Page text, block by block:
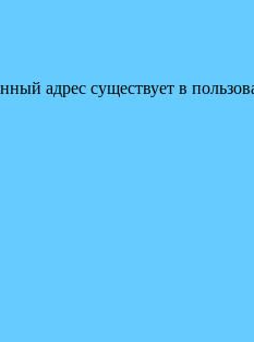
адрес существует в